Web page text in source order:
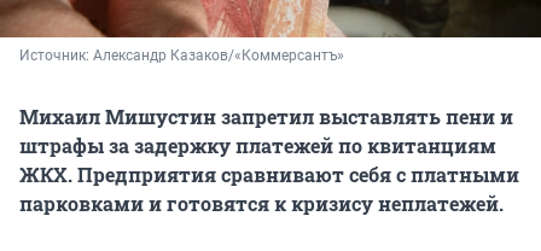
Источник: Александр Казаков/«Коммерсантъ»
Михаил Мишустин запретил выставлять пени и
штрафы за задержку платежей по квитанциям
ЖКХ. Предприятия сравнивают себя с платными
парковками и готовятся к кризису неплатежей.